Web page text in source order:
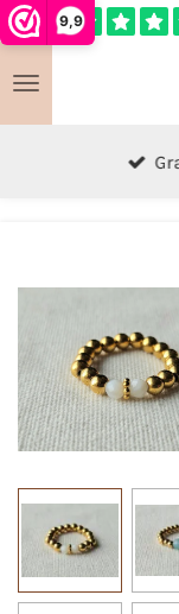
9,9
Ga
naar
de